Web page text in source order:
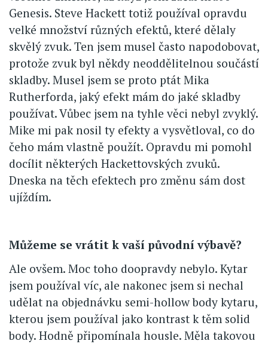
Genesis. Steve Hackett totiž používal opravdu
velké množství různých efektů, které dělaly
skvělý zvuk. Ten jsem musel často napodobovat,
protože zvuk byl někdy neoddělitelnou součástí
skladby. Musel jsem se proto ptát Mika
Rutherforda, jaký efekt mám do jaké skladby
používat. Vůbec jsem na tyhle věci nebyl zvyklý.
Mike mi pak nosil ty efekty a vysvětloval, co do
čeho mám vlastně použít. Opravdu mi pomohl
docílit některých Hackettovských zvuků.
Dneska na těch efektech pro změnu sám dost
ujíždím.
Můžeme se vrátit k vaší původní výbavě?
Ale ovšem. Moc toho doopravdy nebylo. Kytar
jsem používal víc, ale nakonec jsem si nechal
udělat na objednávku semi-hollow body kytaru,
kterou jsem používal jako kontrast k těm solid
body. Hodně připomínala housle. Měla takovou